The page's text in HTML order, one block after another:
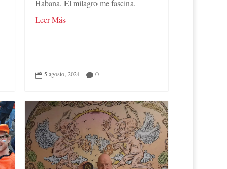
Habana. El milagro me fascina.
Leer Más
 5 agosto, 2024  0